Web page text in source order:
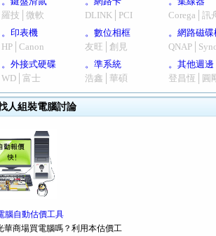
羅技│微軟
DLINK│PCI
Corega│訊
。印表機
HP│Canon
。數位相框
友旺│創見
。網路磁碟
。外接式硬碟
WD│富士
。準系統
浩鑫│華碩
。其他週邊
登昌恆│圓
人組裝電腦討論
腦自動估價工具
華商場買電腦嗎？利用本估價工